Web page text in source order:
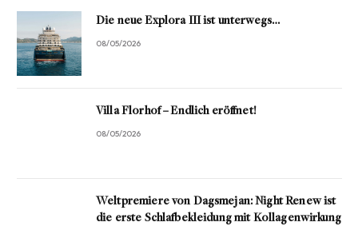
Die neue Explora III ist unterwegs…
08/05/2026
Villa Florhof – Endlich eröffnet!
08/05/2026
Weltpremiere von Dagsmejan: Night Renew ist
die erste Schlafbekleidung mit Kollagenwirkung